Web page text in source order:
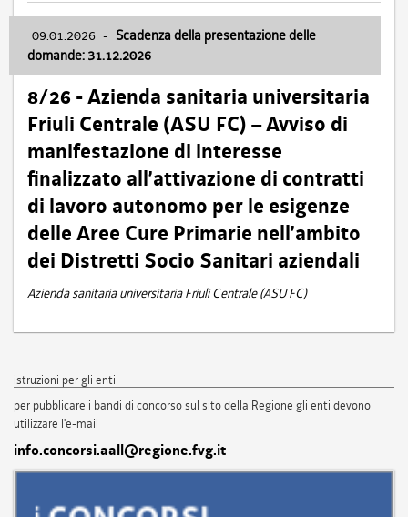
09.01.2026 - Scadenza della presentazione delle
domande: 31.12.2026
8/26 - Azienda sanitaria universitaria
Friuli Centrale (ASU FC) – Avviso di
manifestazione di interesse
finalizzato all’attivazione di contratti
di lavoro autonomo per le esigenze
delle Aree Cure Primarie nell’ambito
dei Distretti Socio Sanitari aziendali
Azienda sanitaria universitaria Friuli Centrale (ASU FC)
istruzioni per gli enti
per pubblicare i bandi di concorso sul sito della Regione gli enti devono
utilizzare l'e-mail
info.concorsi.aall@regione.fvg.it